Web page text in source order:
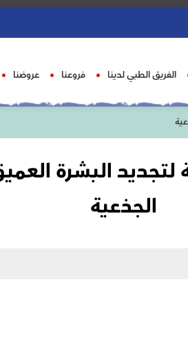
الفريق الطبي لدينا فروعنا عروضنا
البشرة
الجذعية